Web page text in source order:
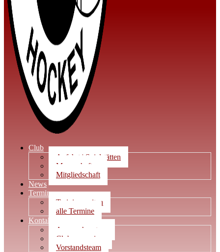
Club
Anfahrt | Spielstätten
Mannschaften
Mitgliedschaft
News
Termine
Trainingszeiten
alle Termine
Kontakt
Ansprechpartner
Clubwegweiser
Vorstandsteam